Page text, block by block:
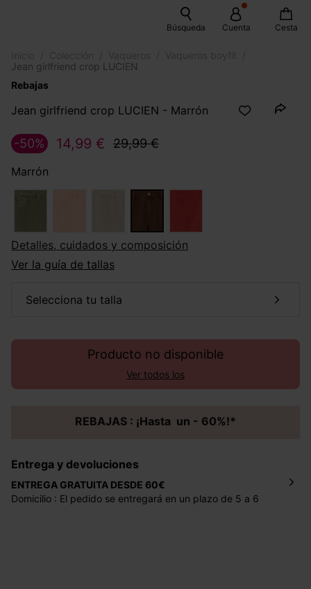
Búsqueda Cuenta Cesta
Jean girlfriend crop LUCIEN
Rebajas
Jean girlfriend crop LUCIEN - Marrón
14,99 € 29,99 €
-50%
Marrón
Detalles, cuidados y composición
Ver la guía de tallas
selecciona tu talla
Producto no disponible
Ver todos los
REBAJAS : ¡Hasta un - 60%!*
Entrega y devoluciones
ENTREGA GRATUITA DESDE 60€
Domicilio : El pedido se entregará en un plazo de 5 a 6